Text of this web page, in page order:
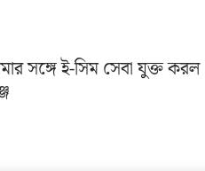
সঙ্গে ই-সিম সেবা যুক্ত করল